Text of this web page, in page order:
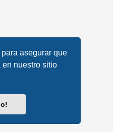
asegurar que
nuestro sitio